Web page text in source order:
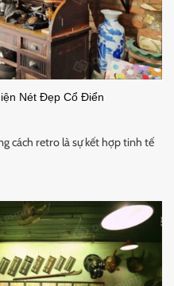
Nét Đẹp Cổ Điển
cách retro là sự kết hợp tinh tế